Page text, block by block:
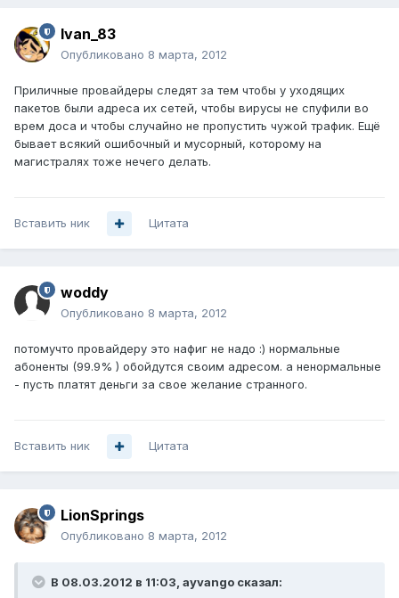
Ivan_83
Опубликовано 8 марта, 2012
Приличные провайдеры следят за тем чтобы у уходящих
пакетов были адреса их сетей, чтобы вирусы не спуфили во
врем доса и чтобы случайно не пропустить чужой трафик. Ещё
бывает всякий ошибочный и мусорный, которому на
магистралях тоже нечего делать.
Вставить ник Цитата
woddy
Опубликовано 8 марта, 2012
потомучто провайдеру это нафиг не надо :) нормальные
абоненты (99.9% ) обойдутся своим адресом. а ненормальные
- пусть платят деньги за свое желание странного.
Вставить ник Цитата
LionSprings
Опубликовано 8 марта, 2012
В 08.03.2012 в 11:03, ayvango сказал: